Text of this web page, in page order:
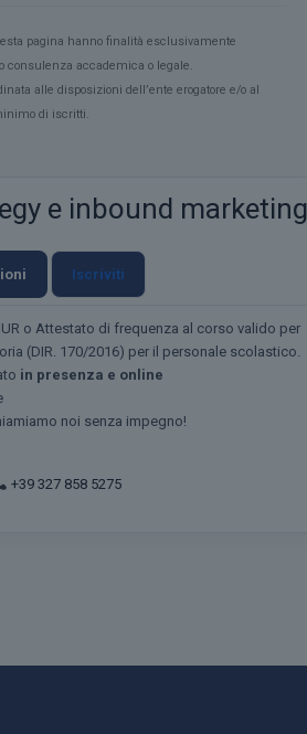
pagina hanno finalità esclusivamente
consulenza accademica o legale.
alle disposizioni dell’ente erogatore e/o al
di iscritti.
e inbound marketing
Iscriviti
o Attestato di frequenza al corso valido per
(DIR. 170/2016) per il personale scolastico.
in presenza e online
noi senza impegno!
+39 327 858 5275